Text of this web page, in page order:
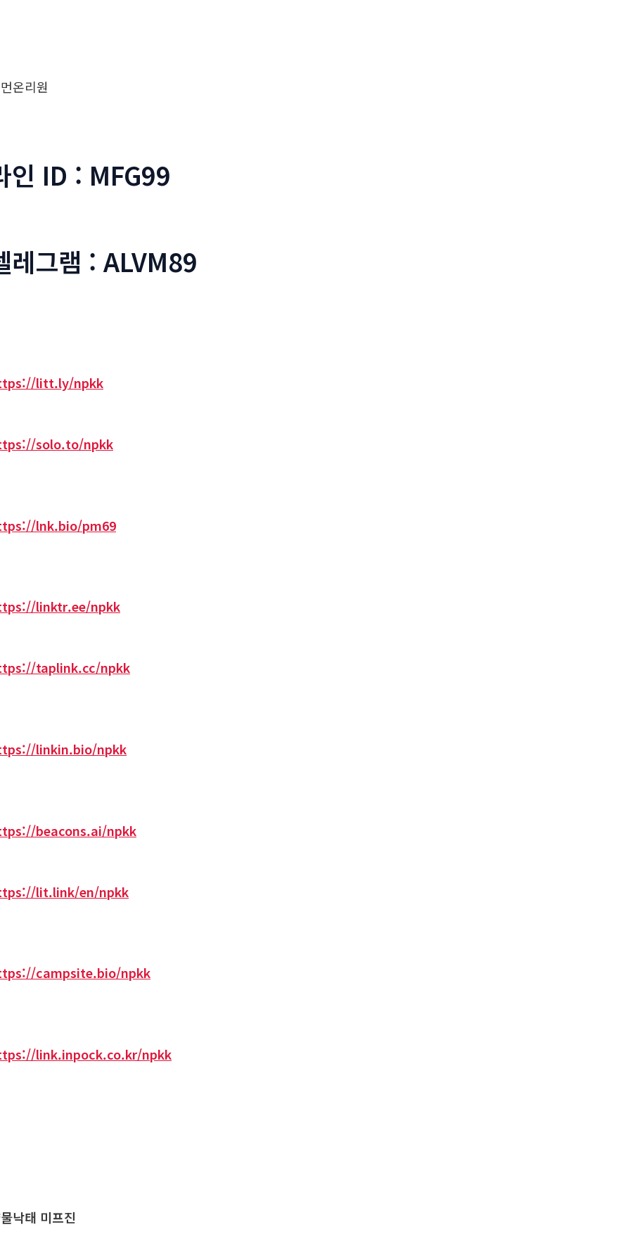
온리원
인 ID : MFG99
레그램 : ALVM89
litt.ly/npkk
solo.to/npkk
lnk.bio/pm69
linktr.ee/npkk
taplink.cc/npkk
linkin.bio/npkk
beacons.ai/npkk
lit.link/en/npkk
campsite.bio/npkk
link.inpock.co.kr/npkk
낙태 미프진